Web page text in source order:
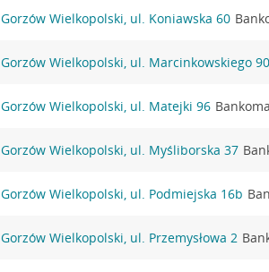
Gorzów Wielkopolski, ul. Koniawska 60
Gorzów Wielkopolski, ul. Marcinkowskiego
Gorzów Wielkopolski, ul. Matejki 96
Gorzów Wielkopolski, ul. Myśliborska 37
Gorzów Wielkopolski, ul. Podmiejska 16b
Gorzów Wielkopolski, ul. Przemysłowa 2